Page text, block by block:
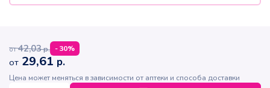
от 42,03р. -30%
от 29,61 р.
Цена может меняться в зависимости от аптеки и способа доставки